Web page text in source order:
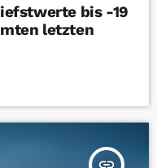
bis -19
letzten